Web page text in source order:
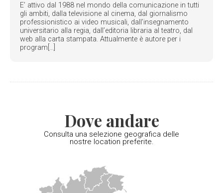
E’ attivo dal 1988 nel mondo della comunicazione in tutti
gli ambiti, dalla televisione al cinema, dal giornalismo
professionistico ai video musicali, dall’insegnamento
universitario alla regia, dall’editoria libraria al teatro, dal
web alla carta stampata. Attualmente è autore per i
program[...]
Dove andare
Consulta una selezione geografica delle
nostre location preferite.